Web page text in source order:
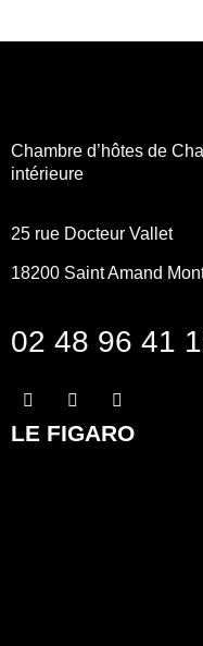
Chambre d’hôtes de
intérieure
25 rue Docteur Vallet
18200 Saint Amand
02 48 96 41
LE FIGARO